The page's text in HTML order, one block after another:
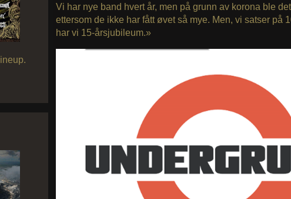
Vi har nye band hvert år, men på grunn av korona ble
ettersom de ikke har fått øvet så mye. Men, vi satser på
har vi 15-årsjubileum.»